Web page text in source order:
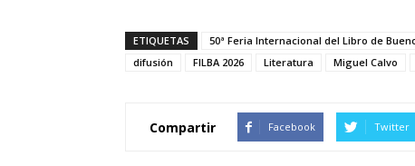
ETIQUETAS 50ª Feria Internacional del Libro de
difusión
FILBA 2026 Literatura Miguel Calvo
Compartir Facebook Twitter